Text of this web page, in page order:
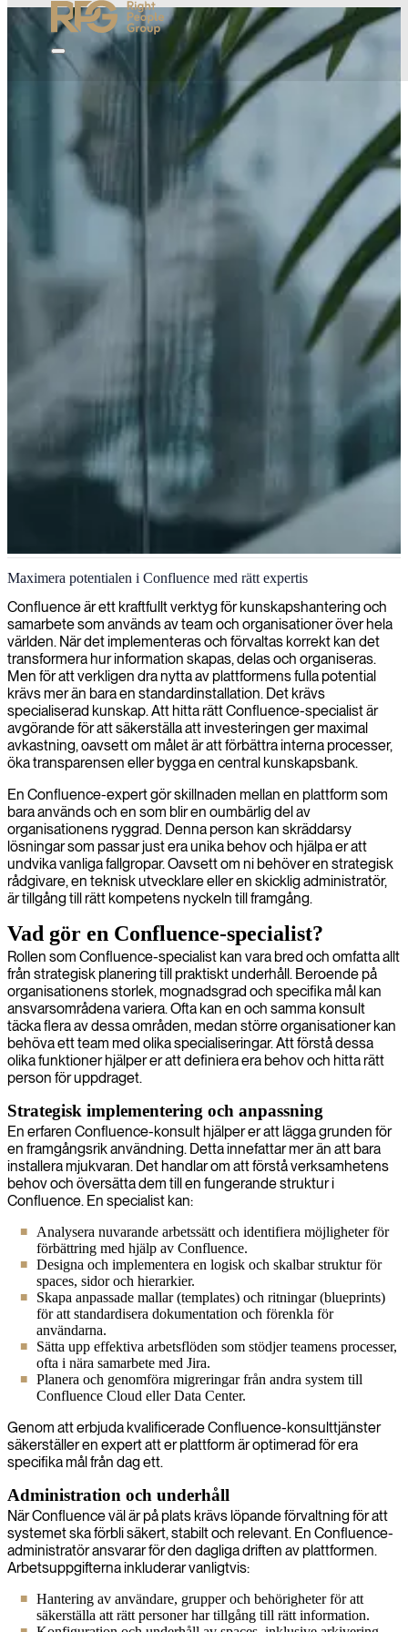
Confluence-implementering och konsulttjänster
Vi erbjuder expert-konsulttjänster inom Confluence för att
effektivisera ditt teams samarbete, förbättra kunskapshantering och
frigöra den fulla potentialen i era arbetsflöden.
Maximera potentialen i Confluence med rätt expertis
Confluence är ett kraftfullt verktyg för kunskapshantering och
samarbete som används av team och organisationer över hela
världen. När det implementeras och förvaltas korrekt kan det
transformera hur information skapas, delas och organiseras.
Men för att verkligen dra nytta av plattformens fulla potential
krävs mer än bara en standardinstallation. Det krävs
specialiserad kunskap. Att hitta rätt Confluence-specialist är
avgörande för att säkerställa att investeringen ger maximal
avkastning, oavsett om målet är att förbättra interna processer,
öka transparensen eller bygga en central kunskapsbank.
En Confluence-expert gör skillnaden mellan en plattform som
bara används och en som blir en oumbärlig del av
organisationens ryggrad. Denna person kan skräddarsy
lösningar som passar just era unika behov och hjälpa er att
undvika vanliga fallgropar. Oavsett om ni behöver en strategisk
rådgivare, en teknisk utvecklare eller en skicklig administratör,
är tillgång till rätt kompetens nyckeln till framgång.
Vad gör en Confluence-specialist?
Rollen som Confluence-specialist kan vara bred och omfatta allt
från strategisk planering till praktiskt underhåll. Beroende på
organisationens storlek, mognadsgrad och specifika mål kan
ansvarsområdena variera. Ofta kan en och samma konsult
täcka flera av dessa områden, medan större organisationer kan
behöva ett team med olika specialiseringar. Att förstå dessa
olika funktioner hjälper er att definiera era behov och hitta rätt
person för uppdraget.
Strategisk implementering och anpassning
En erfaren Confluence-konsult hjälper er att lägga grunden för
en framgångsrik användning. Detta innefattar mer än att bara
installera mjukvaran. Det handlar om att förstå verksamhetens
behov och översätta dem till en fungerande struktur i
Confluence. En specialist kan:
Analysera nuvarande arbetssätt och identifiera möjligheter för
förbättring med hjälp av Confluence.
Designa och implementera en logisk och skalbar struktur för
spaces, sidor och hierarkier.
Skapa anpassade mallar (templates) och ritningar (blueprints)
för att standardisera dokumentation och förenkla för
användarna.
Sätta upp effektiva arbetsflöden som stödjer teamens processer,
ofta i nära samarbete med Jira.
Planera och genomföra migreringar från andra system till
Confluence Cloud eller Data Center.
Genom att erbjuda kvalificerade Confluence-konsulttjänster
säkerställer en expert att er plattform är optimerad för era
specifika mål från dag ett.
Administration och underhåll
När Confluence väl är på plats krävs löpande förvaltning för att
systemet ska förbli säkert, stabilt och relevant. En Confluence-
administratör ansvarar för den dagliga driften av plattformen.
Arbetsuppgifterna inkluderar vanligtvis:
Hantering av användare, grupper och behörigheter för att
säkerställa att rätt personer har tillgång till rätt information.